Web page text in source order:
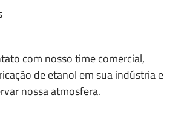
com nosso time comercial,
de etanol em sua indústria e
nossa atmosfera.